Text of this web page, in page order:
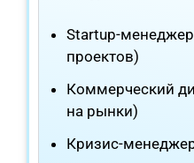
Startup-
проектов)
Коммерческий
на рынки)
Кризис-